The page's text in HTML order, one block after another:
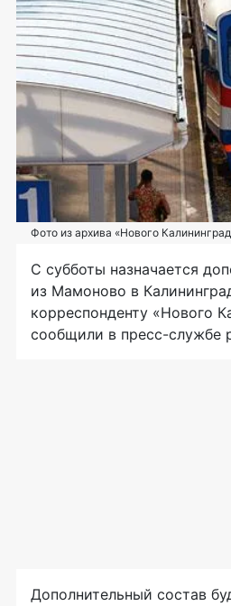
Фото из архива «Нового
С субботы назначается
из Мамоново в
корреспонденту «Нового
сообщили в пресс-службе
Дополнительный состав